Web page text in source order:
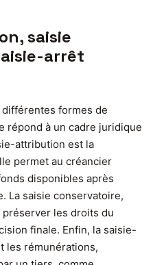
saisie
arrêt
formes de
répond à un cadre juridique
attribution est la
permet au créancier
disponibles après
La saisie conservatoire,
les droits du
finale. Enfin, la saisie-
les rémunérations,